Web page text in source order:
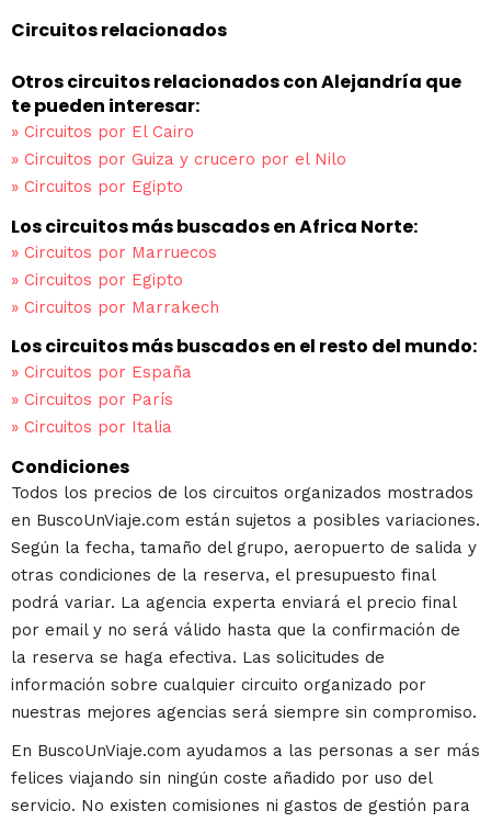
Circuitos relacionados
Otros circuitos relacionados con Alejandría que
te pueden interesar:
» Circuitos por El Cairo
» Circuitos por Guiza y crucero por el Nilo
» Circuitos por Egipto
Los circuitos más buscados en Africa Norte:
» Circuitos por Marruecos
» Circuitos por Egipto
» Circuitos por Marrakech
Los circuitos más buscados en el resto del mundo:
» Circuitos por España
» Circuitos por París
» Circuitos por Italia
Condiciones
Todos los precios de los circuitos organizados mostrados
en BuscoUnViaje.com están sujetos a posibles variaciones.
Según la fecha, tamaño del grupo, aeropuerto de salida y
otras condiciones de la reserva, el presupuesto final
podrá variar. La agencia experta enviará el precio final
por email y no será válido hasta que la confirmación de
la reserva se haga efectiva. Las solicitudes de
información sobre cualquier circuito organizado por
nuestras mejores agencias será siempre sin compromiso.
En BuscoUnViaje.com ayudamos a las personas a ser más
felices viajando sin ningún coste añadido por uso del
servicio. No existen comisiones ni gastos de gestión para